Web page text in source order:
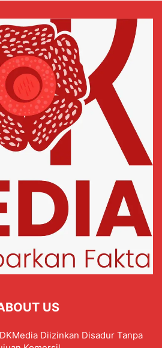
US
Diizinkan Disadur Tanpa